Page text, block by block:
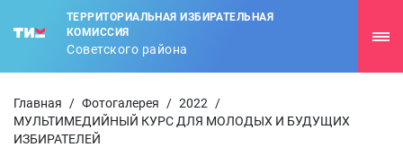
ТЕРРИТОРИАЛЬНАЯ ИЗБИРАТЕЛЬНАЯ
КОМИССИЯ
Советского района
Главная / Фотогалерея / 2022
/
МУЛЬТИМЕДИЙНЫЙ КУРС ДЛЯ МОЛОДЫХ И БУДУЩИХ
ИЗБИРАТЕЛЕЙ